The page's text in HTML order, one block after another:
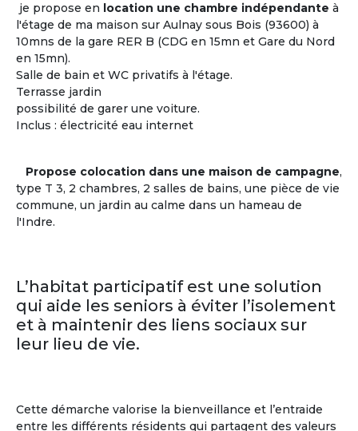
je propose en location une chambre indépendante à
l'étage de ma maison sur Aulnay sous Bois (93600) à
10mns de la gare RER B (CDG en 15mn et Gare du Nord
en 15mn).
Salle de bain et WC privatifs à l'étage.
Terrasse jardin
possibilité de garer une voiture.
Inclus : électricité eau internet
Propose colocation dans une maison de campagne,
type T 3, 2 chambres, 2 salles de bains, une pièce de vie
commune, un jardin au calme dans un hameau de
l'Indre.
L’habitat participatif est une solution
qui aide les seniors à éviter l’isolement
et à maintenir des liens sociaux sur
leur lieu de vie.
Cette démarche valorise la bienveillance et l’entraide
entre les différents résidents qui partagent des valeurs
trouver« les bonnes personnes » avec qui
l'occuper...
Les clés d'un projet de colocation réussi
entre seniors : avoir certains centres
d'intérêts en commun !
Centres d'intérêts des + de 60 ans
Littérature
(55%)
Histoire
(53%)
Cinéma(40%)
sportives
(38%)
Théâtre
Cuisine
(26%)